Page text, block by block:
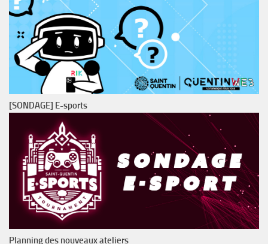
[SONDAGE] E-sports
Planning des nouveaux ateliers